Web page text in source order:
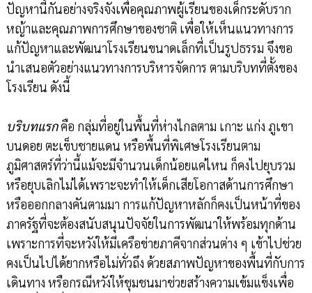
ปัญหานี้กันอย่างจริงจังเพื่อคุณภาพผู้เรียนของเด็กระดับราก
หญ้าและคุณภาพการศึกษาของชาติ เพื่อให้เห็นแนวทางการ
แก้ปัญหาและพัฒนาโรงเรียนขนาดเล็กที่เป็นรูปธรรม จึงขอ
นำเสนอตัวอย่างแนวทางการบริหารจัดการ ตามบริบทที่ตั้งของ
โรงเรียน ดังนี้
บริบทแรกคือ กลุ่มที่อยู่ในพื้นที่ห่างไกลตาม เกาะ แก่ง ภูเขา
บนดอย ตะเข็บชายแดน หรือพื้นที่พิเศษโรงเรียนตาม
ภูมิศาสตร์ที่ว่านี้แม้จะมีจำนวนเด็กน้อยแค่ไหน ก็คงไปยุบรวม
หรือยุบเลิกไม่ได้เพราะจะทำให้เด็กเสียโอกาสด้านการศึกษา
หรือออกกลางคันตามมา การแก้ปัญหาหลักก็คงเป็นหน้าที่ของ
ภาครัฐที่จะต้องสนับสนุนปัจจัยในการพัฒนาให้พร้อมทุกด้าน
เพราะการที่จะหวังให้มีเครือข่ายภาคีจากส่วนต่าง ๆ เข้าไปช่วย
คงเป็นไปได้ยากหรือไม่ทั่วถึง ด้วยสภาพปัญหาของพื้นที่กับการ
เดินทาง หรือกรณีหวังให้ชุมชนมาช่วยสร้างความเข้มแข็งเพื่อ